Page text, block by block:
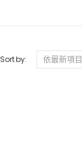
Sort by: